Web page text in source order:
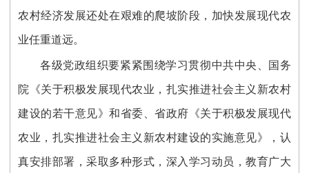
农村经济发展还处在艰难的爬坡阶段，加快发展现代农
业任重道远。
各级党政组织要紧紧围绕学习贯彻中共中央、国务
院《关于积极发展现代农业，扎实推进社会主义新农村
建设的若干意见》和省委、省政府《关于积极发展现代
农业，扎实推进社会主义新农村建设的实施意见》，认
真安排部署，采取多种形式，深入学习动员，教育广大